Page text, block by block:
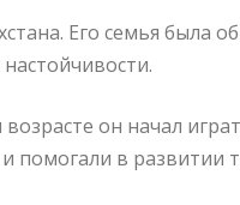
Его семья была
он начал
помогали в развитии